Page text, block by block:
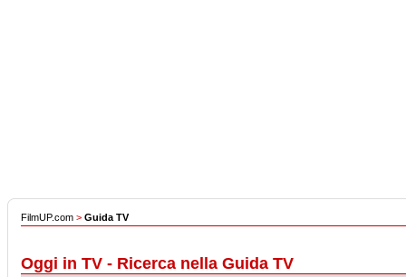
FilmUP.com > Guida TV
Oggi in TV - Ricerca nella Guida TV